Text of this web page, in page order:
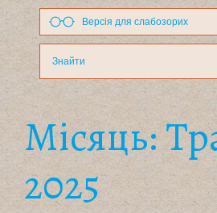
Версія для слабозорих
Місяць:
2025